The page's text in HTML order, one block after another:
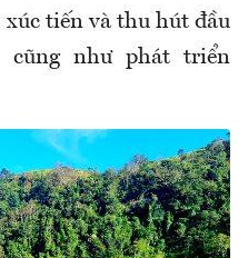
xúc tiến và thu hút đầu
như phát triển